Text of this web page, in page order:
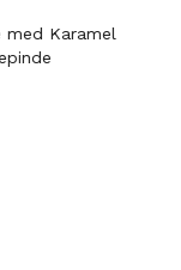
Fra70,00